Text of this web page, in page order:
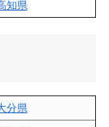
知県
分県